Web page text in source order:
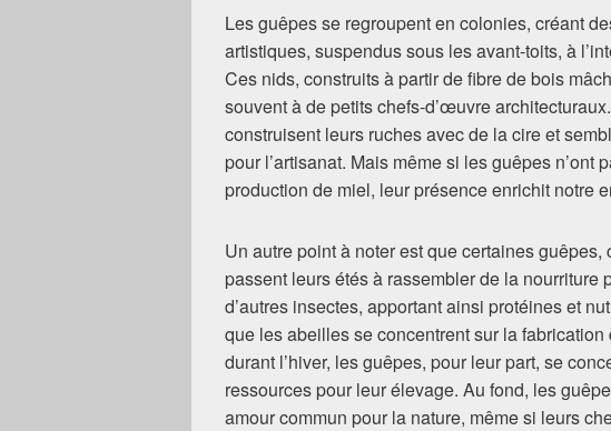
Les guêpes se regroupent en colonies, créant
artistiques, suspendus sous les avant-toits, à
Ces nids, construits à partir de fibre de bois
souvent à de petits chefs-d’œuvre
construisent leurs ruches avec de la cire et
pour l’artisanat. Mais même si les guêpes n’ont
production de miel, leur présence enrichit notre
Un autre point à noter est que certaines
passent leurs étés à rassembler de la nourriture
d’autres insectes, apportant ainsi protéines et
que les abeilles se concentrent sur la
durant l’hiver, les guêpes, pour leur part, se
ressources pour leur élevage. Au fond, les
amour commun pour la nature, même si leurs